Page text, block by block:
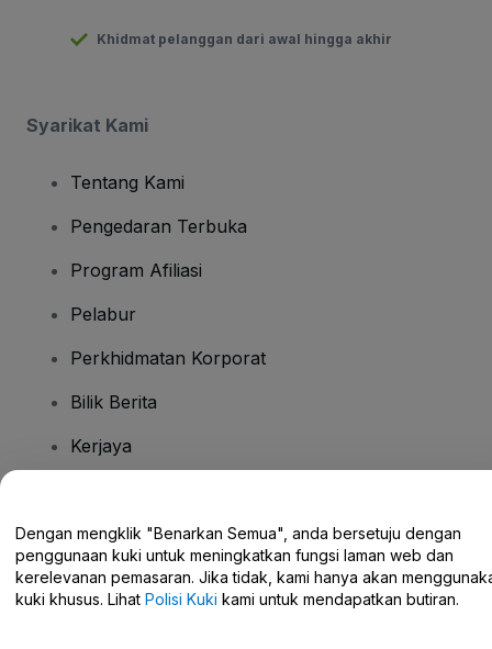
Khidmat pelanggan dari awal hingga akhir
Syarikat Kami
Tentang Kami
Pengedaran Terbuka
Program Afiliasi
Pelabur
Perkhidmatan Korporat
Bilik Berita
Kerjaya
Pusat Bantuan / Hubungi Kami
Dengan mengklik "Benarkan Semua", anda bersetuju dengan
penggunaan kuki untuk meningkatkan fungsi laman web dan
kerelevanan pemasaran. Jika tidak, kami hanya akan
kuki khusus. Lihat Polisi Kuki kami untuk mendapatkan butiran.